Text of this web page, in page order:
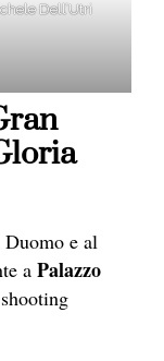
Dell’Utri
e al
a Palazzo